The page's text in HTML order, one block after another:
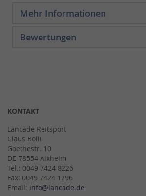
Mehr Informationen
Bewertungen
KONTAKT
Lancade Reitsport
Claus Bolli
Goethestr. 10
DE-78554 Aixheim
Tel.: 0049 7424 8226
Fax: 0049 7424 1296
Email: info@lancade.de